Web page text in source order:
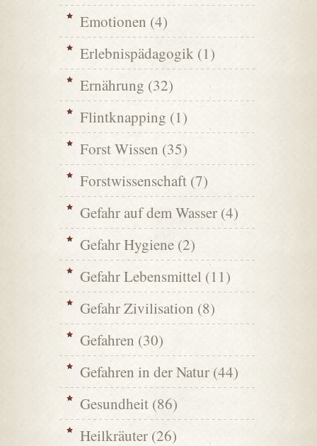
Emotionen (4)
Erlebnispädagogik (1)
Ernährung (32)
Flintknapping (1)
Forst Wissen (35)
Forstwissenschaft (7)
Gefahr auf dem Wasser (4)
Gefahr Hygiene (2)
Gefahr Lebensmittel (11)
Gefahr Zivilisation (8)
Gefahren (30)
Gefahren in der Natur (44)
Gesundheit (86)
Heilkräuter (26)